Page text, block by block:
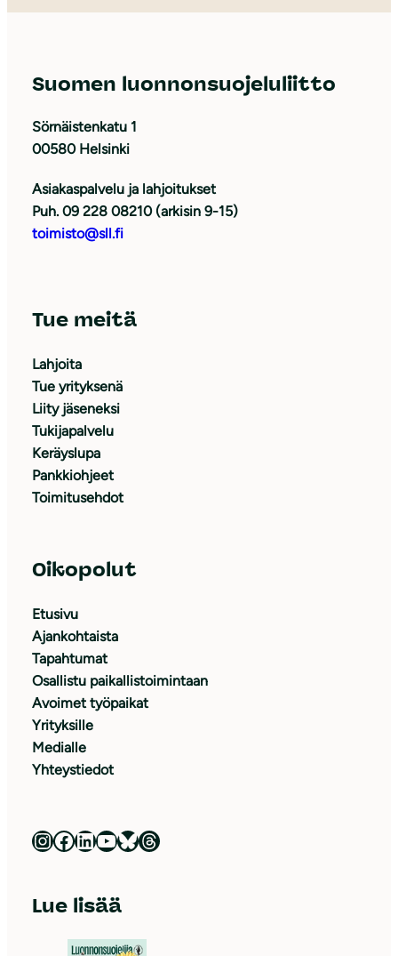
Suomen luonnonsuojeluliitto
Sörnäistenkatu 1
00580 Helsinki
Asiakaspalvelu ja lahjoitukset
Puh. 09 228 08210 (arkisin 9-15)
toimisto@sll.fi
Tue meitä
Lahjoita
Tue yrityksenä
Liity jäseneksi
Tukijapalvelu
Keräyslupa
Pankkiohjeet
Toimitusehdot
Oikopolut
Etusivu
Ajankohtaista
Tapahtumat
Osallistu paikallistoimintaan
Avoimet työpaikat
Yrityksille
Medialle
Yhteystiedot
Luonnonsuojeluliitto Instagramissa Luonnonsuojeluliitto Facebookissa Luonnonsuojeluliitto LinkedInissä Luonnonsuojeluliiton YouTube-kanava Luonnonsuojeluliitto Blueskyssa Luonnonsuojeluliitto Threadsissa
Lue lisää